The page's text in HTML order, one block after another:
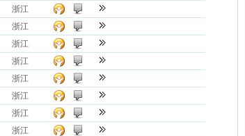
浙江
浙江
浙江
浙江
浙江
浙江
浙江
浙江